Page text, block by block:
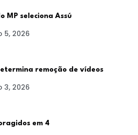
MP seleciona Assú
5, 2026
remoção de vídeos
3, 2026
em 4